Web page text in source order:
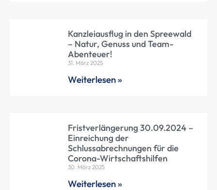
Kanzleiausflug in den Spreewald
– Natur, Genuss und Team-
Abenteuer!
31. März 2025
Weiterlesen »
Fristverlängerung 30.09.2024 –
Einreichung der
Schlussabrechnungen für die
Corona-Wirtschaftshilfen
30. März 2025
Weiterlesen »